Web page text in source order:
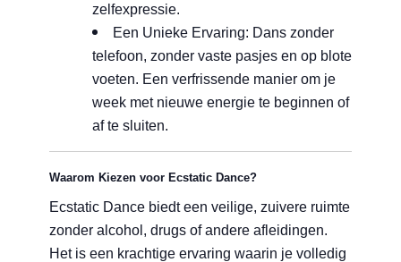
zelfexpressie.
Een Unieke Ervaring: Dans zonder
telefoon, zonder vaste pasjes en op blote
voeten. Een verfrissende manier om je
week met nieuwe energie te beginnen of
af te sluiten.
Waarom Kiezen voor Ecstatic Dance?
Ecstatic Dance biedt een veilige, zuivere ruimte
zonder alcohol, drugs of andere afleidingen.
Het is een krachtige ervaring waarin je volledig